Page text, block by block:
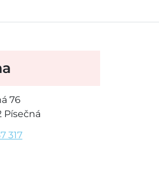
76
Písečná
317